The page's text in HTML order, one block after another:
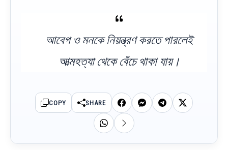
আবেগ ও মনকে নিয়ন্ত্রণ করতে পারলেই
আত্মহত্যা থেকে বেঁচে থাকা যায়।
COPY SHARE